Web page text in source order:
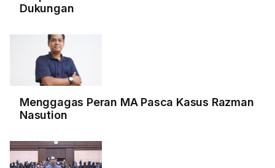
Dukungan
Menggagas Peran MA Pasca Kasus Razman
Nasution